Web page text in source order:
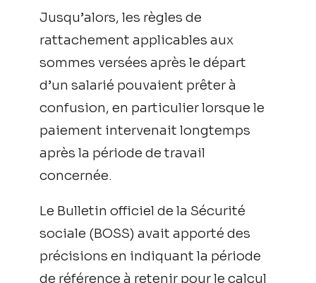
Jusqu’alors, les règles de
rattachement applicables aux
sommes versées après le départ
d’un salarié pouvaient prêter à
confusion, en particulier lorsque le
paiement intervenait longtemps
après la période de travail
concernée.
Le Bulletin officiel de la Sécurité
sociale (BOSS) avait apporté des
précisions en indiquant la période
de référence à retenir pour le calcul